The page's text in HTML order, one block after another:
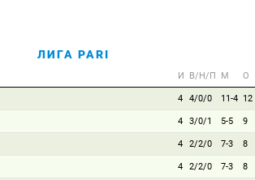
ЛИГА PARI
И В/Н/П М О
4 4/0/0 11-4 12
4 3/0/1 5-5 9
4 2/2/0 7-3 8
4 2/2/0 7-3 8